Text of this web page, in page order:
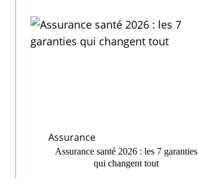
Assurance
Assurance santé 2026 : les 7 garanties
qui changent tout